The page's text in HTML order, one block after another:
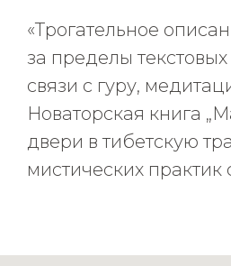
«Трогательное
за пределы
связи с гуру,
Новаторская книга
двери в тибетскую
мистических практик